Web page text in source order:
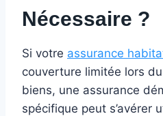
Nécessaire ?
Si votre assurance
couverture limitée lors
biens, une assurance
spécifique peut s’avérer